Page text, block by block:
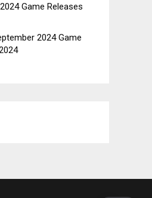
Game Releases
2024 Game